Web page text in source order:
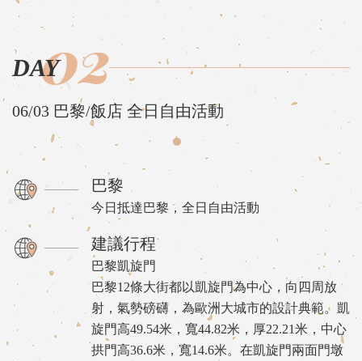
DAY02
06/03 巴黎/飯店 全日自由活動
巴黎
今日抵達巴黎，全日自由活動
建議行程
巴黎凱旋門
巴黎12條大街都以凱旋門為中心，向四周放
射，氣勢磅礴，為歐洲大城市的設計典範。凱
旋門高49.54米，寬44.82米，厚22.21米，中心
拱門高36.6米，寬14.6米。在凱旋門兩面門墩